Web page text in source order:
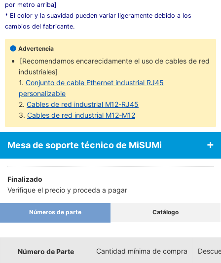
por metro arriba]
* El color y la suavidad pueden variar ligeramente debido a los
cambios del fabricante.
Advertencia
[Recomendamos encarecidamente el uso de cables de red
industriales]
1. Conjunto de cable Ethernet industrial RJ45
personalizable
2. Cables de red industrial M12-RJ45
3. Cables de red industrial M12-M12
Mesa de soporte técnico de MiSUMi
Finalizado
Verifique el precio y proceda a pagar
Números de parte Catálogo
Número de Parte Cantidad mínima de compra